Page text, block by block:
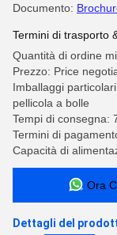
Documento:
Termini di trasporto
Quantità di ordine
Prezzo: Price
Imballaggi
pellicola a bolle
Tempi di consegna:
Termini di
Capacità di
Ora
Dettagli del